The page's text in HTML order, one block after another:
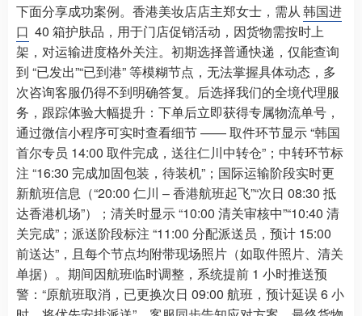
下面分享成功案例。香港美妆店店主郑女士，需从韩国进
口 40 箱护肤品，用于门店促销活动，因货物需按时上
架，对运输进度格外关注。初期选择普通快递，仅能查询
到 “已发出”“已到港” 等模糊节点，无法掌握具体动态，多
次咨询客服仍得不到明确答复。后选择我们的全境代理服
务，跟踪体验大幅提升：下单后立即获得专属物流单号，
通过微信小程序可实时查看细节 —— 取件环节显示 “韩国
首尔专员 14:00 取件完成，送往仁川中转仓”；中转环节标
注 “16:30 完成加固包装，待装机”；国际运输阶段实时更
新航班信息（“20:00 仁川 – 香港航班起飞”“次日 08:30 抵
达香港机场”）；清关时显示 “10:00 清关审核中”“10:40 清
关完成”；派送阶段标注 “11:00 分配派送员，预计 15:00
前送达”，且每个节点均附带现场照片（如取件照片、清关
单据）。期间因航班临时调整，系统提前 1 小时推送预
警：“原航班取消，已更换次日 09:00 航班，预计延误 6 小